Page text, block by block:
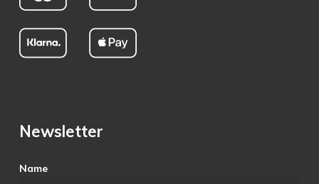
Newsletter
Name